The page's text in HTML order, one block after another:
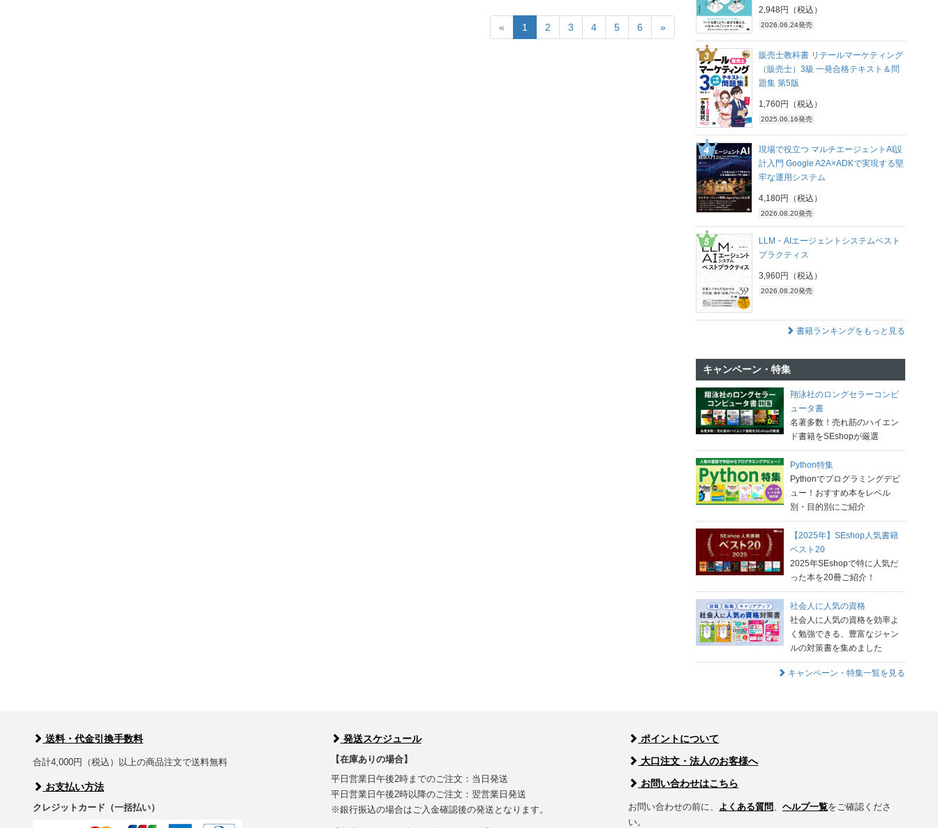
« 1 2 3 4 5 6 »
2,948円（税込）
2026.06.24発売
販売士教科書 リテールマーケティング
（販売士）3級 一発合格テキスト＆問
題集 第5版
1,760円（税込）
2025.06.16発売
現場で役立つ マルチエージェントAI設
計入門 Google A2A×ADKで実現する堅
牢な運用システム
4,180円（税込）
2026.08.20発売
LLM・AIエージェントシステムベスト
プラクティス
3,960円（税込）
2026.08.20発売
書籍ランキングをもっと見る
キャンペーン・特集
翔泳社のロングセラーコンピ
ュータ書
名著多数！売れ筋のハイエン
ド書籍をSEshopが厳選
Python特集
Pythonでプログラミングデビ
ュー！おすすめ本をレベル
別・目的別にご紹介
【2025年】SEshop人気書籍
ベスト20
2025年SEshopで特に人気だ
った本を20冊ご紹介！
社会人に人気の資格
社会人に人気の資格を効率よ
く勉強できる、豊富なジャン
ルの対策書を集めました
キャンペーン・特集一覧を見る
送料・代金引換手数料
合計4,000円（税込）以上の商品注文で送料無料
お支払い方法
クレジットカード（一括払い）
発送スケジュール
【在庫ありの場合】
平日営業日午後2時までのご注文：当日発送
平日営業日午後2時以降のご注文：翌営業日発送
※銀行振込の場合はご入金確認後の発送となります。
ポイントについて
大口注文・法人のお客様へ
お問い合わせはこちら
お問い合わせの前に、 よくある質問、ヘルプ一覧をご確認くださ
い。